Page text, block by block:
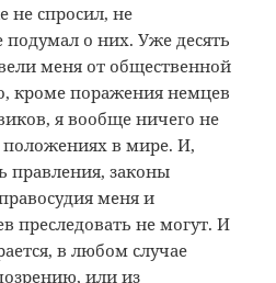
не спросил, не
подумал о них. Уже десять
меня от общественной
кроме поражения немцев
я вообще ничего не
в мире. И,
правления, законы
меня и
преследовать не могут. И
в любом случае
или из